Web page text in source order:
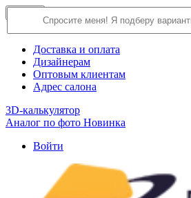
О компании
Доставка и оплата
Дизайнерам
Оптовым клиентам
Адрес салона
3D-калькулятор
Аналог по фото Новинка
Войти